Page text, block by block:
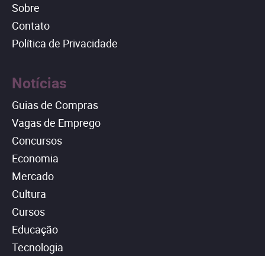
Sobre
Contato
Política de Privacidade
Notícias
Guias de Compras
Vagas de Emprego
Concursos
Economia
Mercado
Cultura
Cursos
Educação
Tecnologia